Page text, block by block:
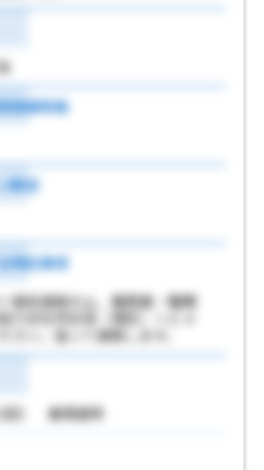
実績有無
歓迎
特記事項
＞事前連絡の上、履歴書・職務
介状を所在地（港区）へＥメ
ださい。追って連絡します。
回） 書類選考